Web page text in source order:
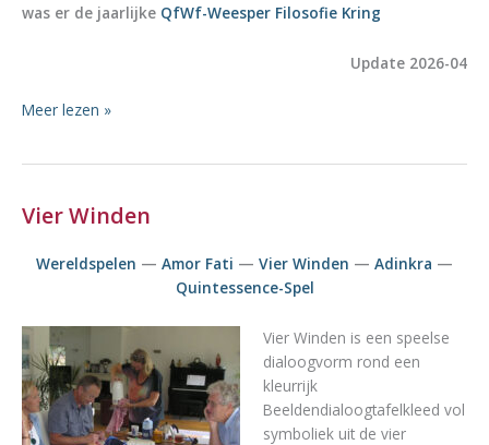
was er de jaarlijke QfWf-Weesper Filosofie Kring
Update 2026-04
QfWf-
Meer lezen »
Vier Winden
Wereldspelen — Amor Fati — Vier Winden — Adinkra —
Quintessence-Spel
Vier Winden is een speelse
dialoogvorm rond een
kleurrijk
Beeldendialoogtafelkleed vol
symboliek uit de vier